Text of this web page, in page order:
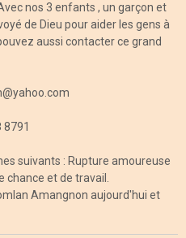
nos 3 enfants , un garçon et
de Dieu pour aider les gens à
aussi contacter ce grand
8791
suivants : Rupture amoureuse
chance et de travail.
Amangnon aujourd'hui et